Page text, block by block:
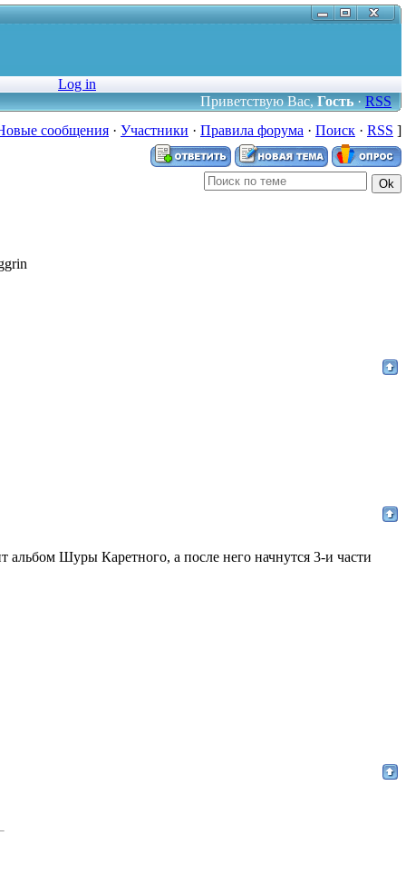
Log in
Приветствую Вас,Гость·RSS
сообщения · Участники · Правила форума · Поиск · RSS ]
альбом Шуры Каретного, а после него начнутся 3-и части